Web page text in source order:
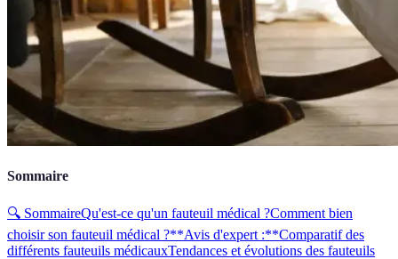
Sommaire
🔍 SommaireQu'est-ce qu'un fauteuil médical ?Comment bien
choisir son fauteuil médical ?**Avis d'expert :**Comparatif des
différents fauteuils médicauxTendances et évolutions des fauteuils